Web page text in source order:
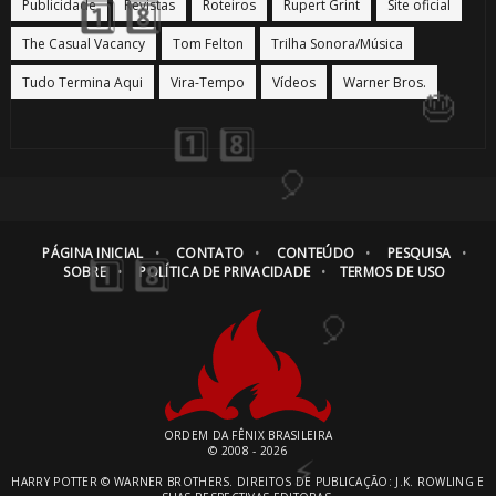
Publicidade Revistas Roteiros Rupert Grint Site oficial
The Casual Vacancy Tom Felton Trilha Sonora/Música
Tudo Termina Aqui Vira-Tempo Vídeos Warner Bros.
PÁGINA INICIAL CONTATO CONTEÚDO
PESQUISA
SOBRE
POLÍTICA DE PRIVACIDADE TERMOS DE USO
ORDEM DA FÊNIX BRASILEIRA
© 2008 - 2026
HARRY POTTER © WARNER BROTHERS. DIREITOS DE PUBLICAÇÃO: J.K. ROWLING E
🎈
🎂
⚡